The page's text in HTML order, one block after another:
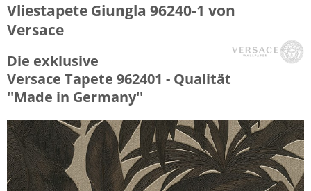
Vliestapete Giungla 96240-1 von
Versace
Die exklusive
Versace Tapete 962401 - Qualität
''Made in Germany''